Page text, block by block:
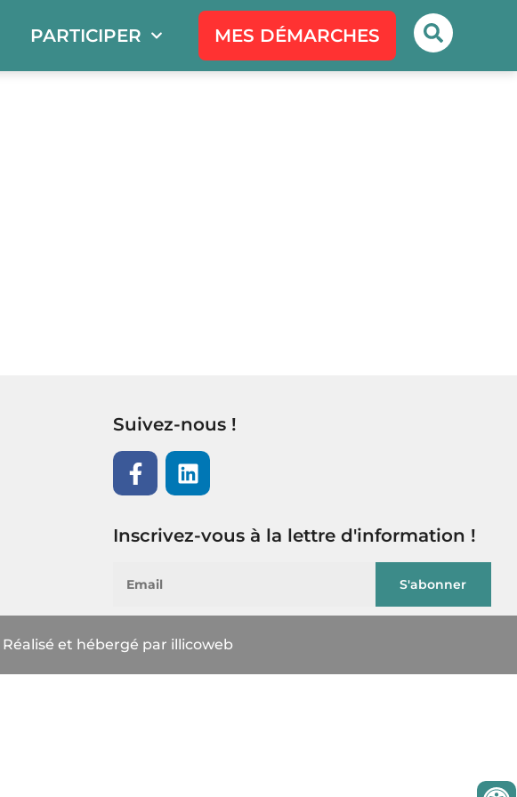
PARTICIPER MES DÉMARCHES
Suivez-nous !
Inscrivez-vous à la lettre d'information !
Réalisé et hébergé par illicoweb